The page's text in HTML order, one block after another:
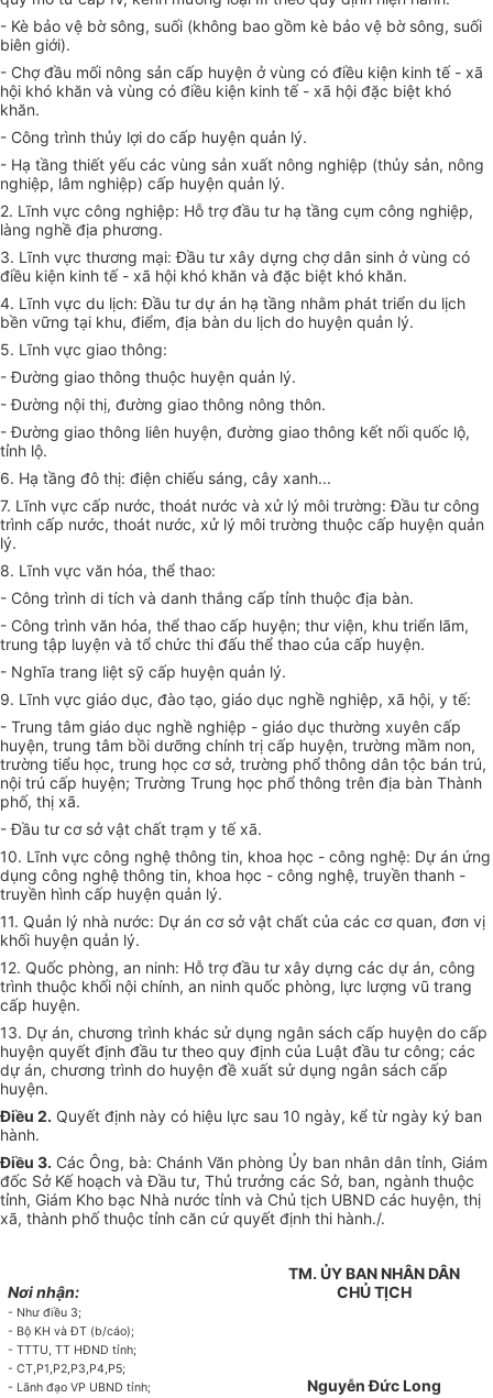
- Kè bảo vệ bờ sông, suối (không bao gồm kè bảo vệ bờ sông, suối
biên giới).
- Chợ đầu mối nông sản cấp huyện ở vùng có điều kiện kinh tế - xã
hội khó khăn và vùng có điều kiện kinh tế - xã hội đặc biệt khó
khăn.
- Công trình thủy lợi do cấp huyện quản lý.
- Hạ tầng thiết yếu các vùng sản xuất nông nghiệp (thủy sản, nông
nghiệp, lâm nghiệp) cấp huyện quản lý.
2. Lĩnh vực công nghiệp: Hỗ trợ đầu tư hạ tầng cụm công nghiệp,
làng nghề địa phương.
3. Lĩnh vực thương mại: Đầu tư xây dựng chợ dân sinh ở vùng có
điều kiện kinh tế - xã hội khó khăn và đặc biệt khó khăn.
4. Lĩnh vực du lịch: Đầu tư dự án hạ tầng nhằm phát triển du lịch
bền vững tại khu, điểm, địa bàn du lịch do huyện quản lý.
5. Lĩnh vực giao thông:
- Đường giao thông thuộc huyện quản lý.
- Đường nội thị, đường giao thông nông thôn.
- Đường giao thông liên huyện, đường giao thông kết nối quốc lộ,
tỉnh lộ.
6. Hạ tầng đô thị: điện chiếu sáng, cây xanh...
7. Lĩnh vực cấp nước, thoát nước và xử lý môi trường: Đầu tư công
trình cấp nước, thoát nước, xử lý môi trường thuộc cấp huyện quản
lý.
8. Lĩnh vực văn hóa, thể thao:
- Công trình di tích và danh thắng cấp tỉnh thuộc địa bàn.
- Công trình văn hóa, thể thao cấp huyện; thư viện, khu triển lãm,
trung tập luyện và tổ chức thi đấu thể thao của cấp huyện.
- Nghĩa trang liệt sỹ cấp huyện quản lý.
9. Lĩnh vực giáo dục, đào tạo, giáo dục nghề nghiệp, xã hội, y tế:
- Trung tâm giáo dục nghề nghiệp - giáo dục thường xuyên cấp
huyện, trung tâm bồi dưỡng chính trị cấp huyện, trường mầm non,
trường tiểu học, trung học cơ sở, trường phổ thông dân tộc bán trú,
nội trú cấp huyện; Trường Trung học phổ thông trên địa bàn Thành
phố, thị xã.
- Đầu tư cơ sở vật chất trạm y tế xã.
10. Lĩnh vực công nghệ thông tin, khoa học - công nghệ: Dự án ứng
dụng công nghệ thông tin, khoa học - công nghệ, truyền thanh -
truyền hình cấp huyện quản lý.
11. Quản lý nhà nước: Dự án cơ sở vật chất của các cơ quan, đơn vị
khối huyện quản lý.
12. Quốc phòng, an ninh: Hỗ trợ đầu tư xây dựng các dự án, công
trình thuộc khối nội chính, an ninh quốc phòng, lực lượng vũ trang
cấp huyện.
13. Dự án, chương trình khác sử dụng ngân sách cấp huyện do cấp
huyện quyết định đầu tư theo quy định của Luật đầu tư công; các
dự án, chương trình do huyện đề xuất sử dụng ngân sách cấp
huyện.
Điều 2. Quyết định này có hiệu lực sau 10 ngày, kể từ ngày ký ban
hành.
Điều 3. Các Ông, bà: Chánh Văn phòng Ủy ban nhân dân tỉnh, Giám
đốc Sở Kế hoạch và Đầu tư, Thủ trưởng các Sở, ban, ngành thuộc
tỉnh, Giám Kho bạc Nhà nước tỉnh và Chủ tịch UBND các huyện, thị
xã, thành phố thuộc tỉnh căn cứ quyết định thi hành./.
Nơi nhận:
- Như điều 3;
- Bộ KH và ĐT (b/cáo);
- TTTU, TT HĐND tỉnh;
- CT,P1,P2,P3,P4,P5;
- Lãnh đạo VP UBND tỉnh;
TM. ỦY BAN NHÂN DÂN
CHỦ TỊCH
Nguyễn Đức Long